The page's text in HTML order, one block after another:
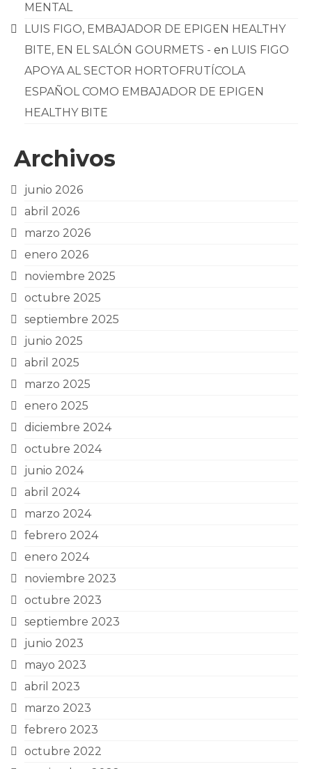
MENTAL
LUIS FIGO, EMBAJADOR DE EPIGEN HEALTHY
BITE, EN EL SALÓN GOURMETS - en LUIS FIGO
APOYA AL SECTOR HORTOFRUTÍCOLA
ESPAÑOL COMO EMBAJADOR DE EPIGEN
HEALTHY BITE
Archivos
junio 2026
abril 2026
marzo 2026
enero 2026
noviembre 2025
octubre 2025
septiembre 2025
junio 2025
abril 2025
marzo 2025
enero 2025
diciembre 2024
octubre 2024
junio 2024
abril 2024
marzo 2024
febrero 2024
enero 2024
noviembre 2023
octubre 2023
septiembre 2023
junio 2023
mayo 2023
abril 2023
marzo 2023
febrero 2023
octubre 2022